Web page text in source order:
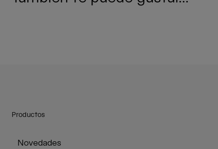
Productos
Novedades